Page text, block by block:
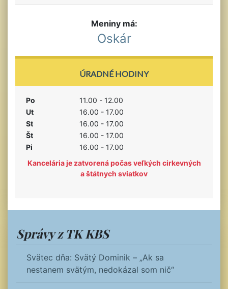
Meniny má:
Oskár
ÚRADNÉ HODINY
Po
11.00 - 12.00
Ut
16.00 - 17.00
St
16.00 - 17.00
Št
16.00 - 17.00
Pi
16.00 - 17.00
Kancelária je zatvorená počas veľkých cirkevných
a štátnych sviatkov
Správy z TK KBS
Svätec dňa: Svätý Dominik – „Ak sa
nestanem svätým, nedokázal som nič“